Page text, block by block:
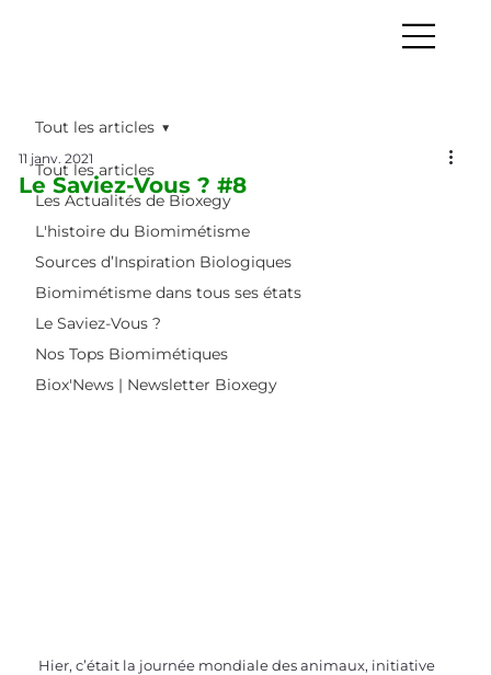
Tout les articles
Les Actualités de Bioxegy
L'histoire du Biomimétisme
Sources d’Inspiration Biologiques
Biomimétisme dans tous ses états
Le Saviez-Vous ?
Nos Tops Biomimétiques
Biox'News | Newsletter Bioxegy
Tout les articles
Le Saviez-Vous ? #8
11 janv. 2021
Hier, c’était la journée mondiale des animaux, initiative